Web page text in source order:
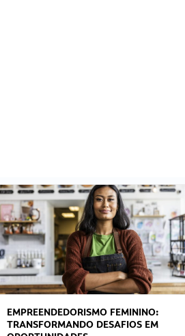
EMPREENDEDORISMO FEMININO:
TRANSFORMANDO DESAFIOS EM